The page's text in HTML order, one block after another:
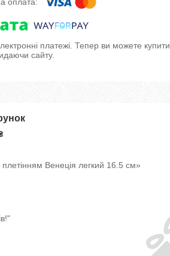
платежі. Тепер ви можете купити
сайту.
Венеція легкий 16.5 см»